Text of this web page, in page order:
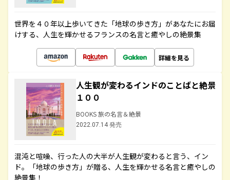
世界を４０年以上歩いてきた「地球の歩き方」があなたにお届
けする、人生を輝かせるフランスの名言と癒やしの絶景集
詳細を見る
人生観が変わるインドのことばと絶景
１００
BOOKS 旅の名言＆絶景
2022.07.14 発売
混沌と喧噪、行った人の大半が人生観が変わると言う、イン
ド。「地球の歩き方」が贈る、人生を輝かせる名言と癒やしの
絶景集！